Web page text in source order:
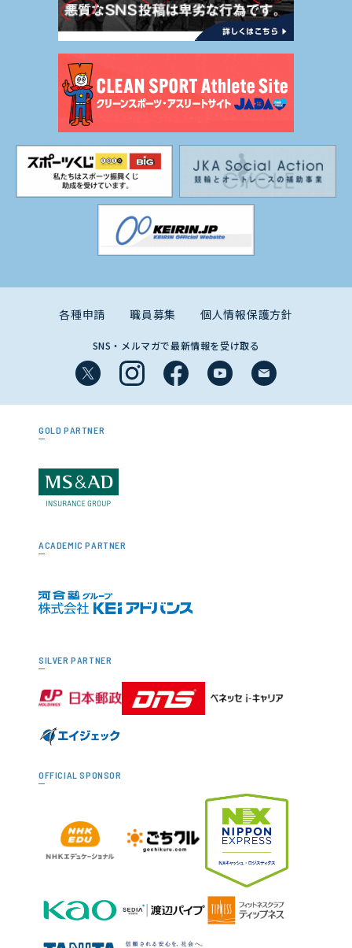
各種申請 職員募集 個人情報保護方針
SNS・メルマガで最新情報を受け取る
GOLD PARTNER
ACADEMIC PARTNER
SILVER PARTNER
OFFICIAL SPONSOR